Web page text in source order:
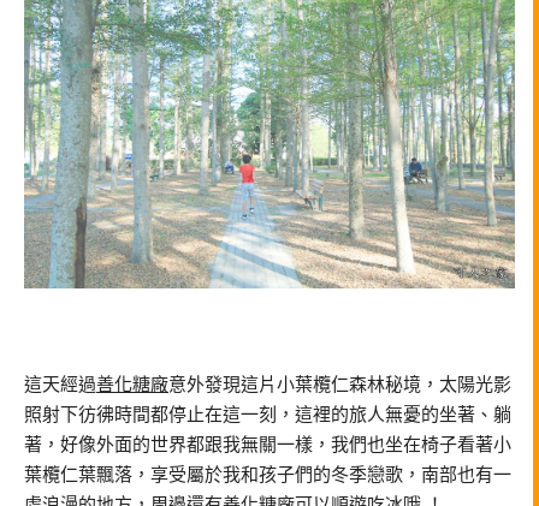
這天經過善化糖廠意外發現這片小葉欖仁森林秘境，太陽光影
照射下彷彿時間都停止在這一刻，這裡的旅人無憂的坐著、躺
著，好像外面的世界都跟我無關一樣，我們也坐在椅子看著小
葉欖仁葉飄落，享受屬於我和孩子們的冬季戀歌，南部也有一